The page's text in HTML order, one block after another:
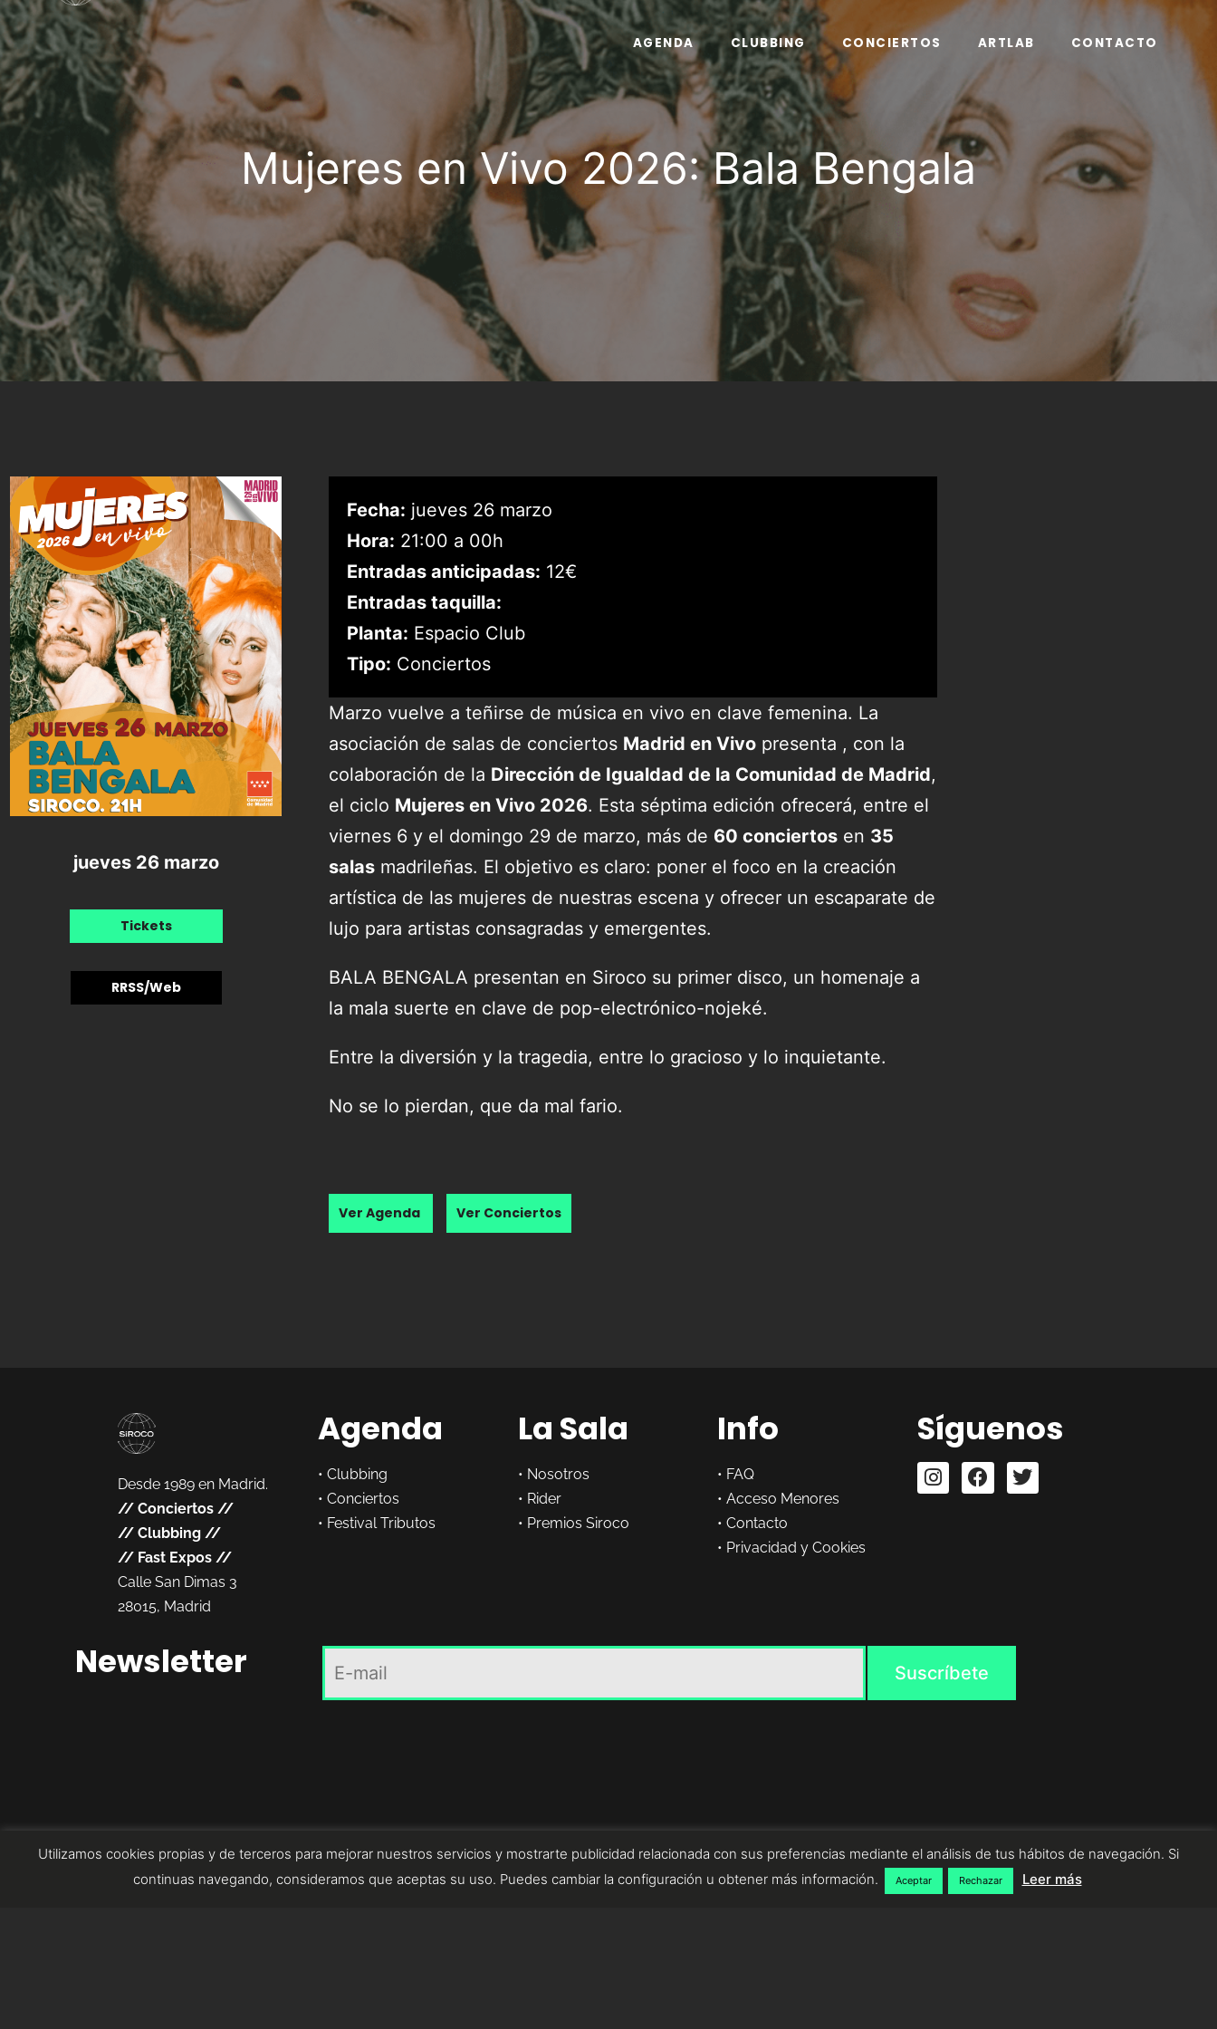
AGENDA CLUBBING CONCIERTOS ARTLAB CONTACTO
Mujeres en Vivo 2026: Bala Bengala
jueves 26 marzo
Tickets
RRSS/Web
Fecha: jueves 26 marzo
Hora: 21:00 a 00h
Entradas anticipadas: 12€
Entradas taquilla:
Planta: Espacio Club
Tipo: Conciertos
Marzo vuelve a teñirse de música en vivo en clave femenina. La
asociación de salas de conciertos Madrid en Vivopresenta , con la
colaboración de la Dirección de Igualdad de la Comunidad de Madrid,
el ciclo Mujeres en Vivo 2026. Esta séptima edición ofrecerá, entre el
viernes 6 y el domingo 29 de marzo, más de 60 conciertosen 35
salasmadrileñas. El objetivo es claro: poner el foco en la creación
artística de las mujeres de nuestras escena y ofrecer un escaparate de
lujo para artistas consagradas y emergentes.
BALA BENGALA presentan en Siroco su primer disco, un homenaje a
la mala suerte en clave de pop-electrónico-nojeké.
Entre la diversión y la tragedia, entre lo gracioso y lo inquietante.
No se lo pierdan, que da mal fario.
Ver Agenda Ver Conciertos
Desde 1989 en Madrid.
// Conciertos //
// Clubbing //
// Fast Expos //
Calle San Dimas 3
28015, Madrid
Agenda
• Clubbing
• Conciertos
• Festival Tributos
La Sala
• Nosotros
• Rider
• Premios Siroco
Info
• FAQ
•Acceso Menores
•Contacto
• Privacidad y Cookies
Síguenos
Newsletter
Utilizamos cookies propias y de terceros para mejorar nuestros servicios y mostrarte publicidad relacionada con sus preferencias mediante el análisis de tus hábitos de navegación. Si
continuas navegando, consideramos que aceptas su uso. Puedes cambiar la configuración u obtener más información.
Aceptar Rechazar Leer más